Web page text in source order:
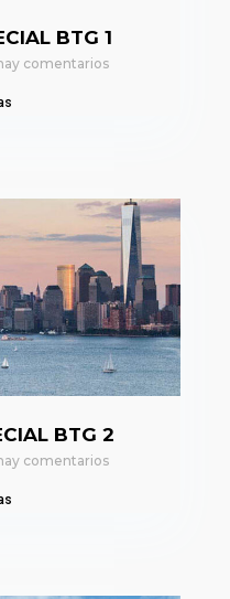
BTG 1
comentarios
BTG 2
comentarios